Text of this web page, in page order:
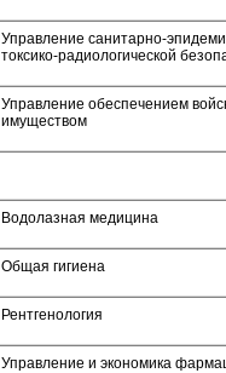
Управление санитарно-
токсико-радиологической
Управление обеспечением
имуществом
Водолазная медицина
Общая гигиена
Рентгенология
Управление и экономика